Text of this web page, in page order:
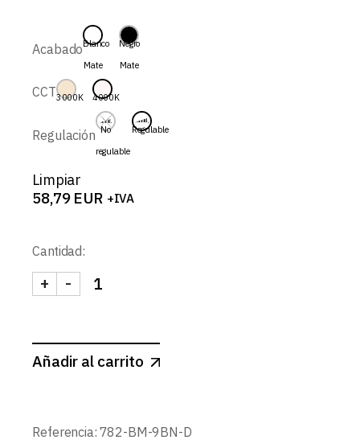
48,64 EUR
hasta
58,79 EUR
AcabadoBlanco
Mate
Negro
Mate
CCT3000K 4000K
Regulación No
regulable
Regulable
Limpiar
58,79 EUR +IVA
Cantidad:
DRACO-SPOT REDONDO BASCULANTE 9W
-
+
Añadir al carrito
Referencia: 782-BM-9BN-D